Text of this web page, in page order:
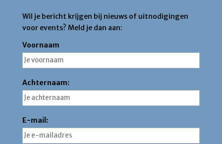
Wil je bericht krijgen bij nieuws of uitnodigingen
voor events? Meld je dan aan:
Voornaam
Achternaam:
E-mail: